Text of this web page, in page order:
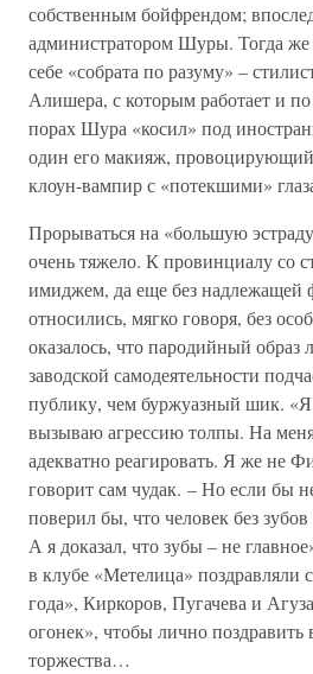
собственным бойфрендом;
администратором Шуры. Тогда
себе «собрата по разуму» –
Алишера, с которым работает и
порах Шура «косил» под
один его макияж,
клоун-вампир с «потекшими»
Прорываться на «большую
очень тяжело. К провинциалу со
имиджем, да еще без надлежащей
относились, мягко говоря, без
оказалось, что пародийный
заводской самодеятельности
публику, чем буржуазный шик.
вызываю агрессию толпы. На
адекватно реагировать. Я же не
говорит сам чудак. – Но если бы
поверил бы, что человек без
А я доказал, что зубы – не
в клубе «Метелица» поздравляли
года», Киркоров, Пугачева и
огонек», чтобы лично поздравить
торжества…